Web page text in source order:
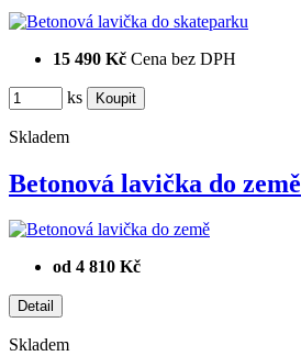
15 490 Kč Cena bez DPH
ks
Skladem
Betonová lavička do země
od 4 810 Kč
Skladem